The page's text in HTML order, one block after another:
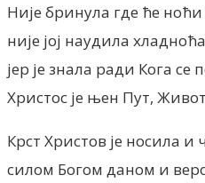
Није бринула где ће
није јој наудила
јер је знала ради Кога се
Христос је њен Пут,
Крст Христов је носила и
силом Богом даном и